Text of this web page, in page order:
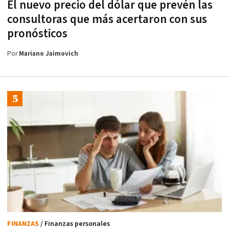
El nuevo precio del dólar que prevén las
consultoras que más acertaron con sus
pronósticos
PorMariano Jaimovich
FINANZAS / Finanzas personales